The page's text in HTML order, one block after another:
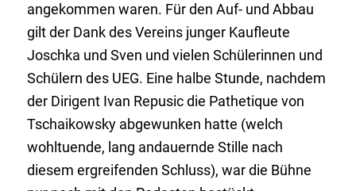
angekommen waren. Für den Auf- und Abbau
gilt der Dank des Vereins junger Kaufleute
Joschka und Sven und vielen Schülerinnen und
Schülern des UEG. Eine halbe Stunde, nachdem
der Dirigent Ivan Repusic die Pathetique von
Tschaikowsky abgewunken hatte (welch
wohltuende, lang andauernde Stille nach
diesem ergreifenden Schluss), war die Bühne